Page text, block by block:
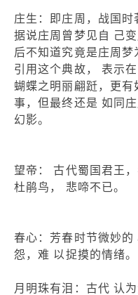
庄生：即庄周，战国
据说庄周曾梦见自 己
后不知道究竟是庄周梦
引用这个典故， 表示
蝴蝶之明丽翩跹，更
事，但最终还是 如同
幻影。
望帝： 古代蜀国君王
杜鹃鸟， 悲啼不已。
春心：芳春时节微妙的
怨，难 以捉摸的情绪。
月明珠有泪：古代 认